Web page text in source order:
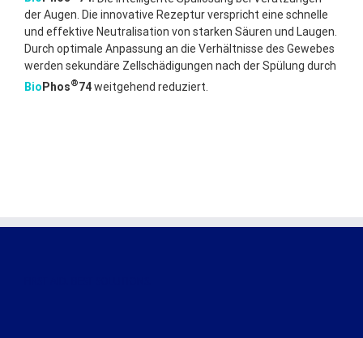
der Augen. Die innovative Rezeptur verspricht eine schnelle
und effektive Neutralisation von starken Säuren und Laugen.
Durch optimale Anpassung an die Verhältnisse des Gewebes
werden sekundäre Zellschädigungen nach der Spülung durch
Bio Phos®74weitgehend reduziert.